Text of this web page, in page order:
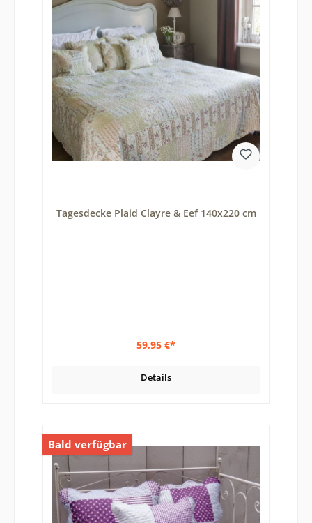
Tagesdecke Plaid Clayre & Eef 140x220 cm
59,95 €*
Details
Bald verfügbar